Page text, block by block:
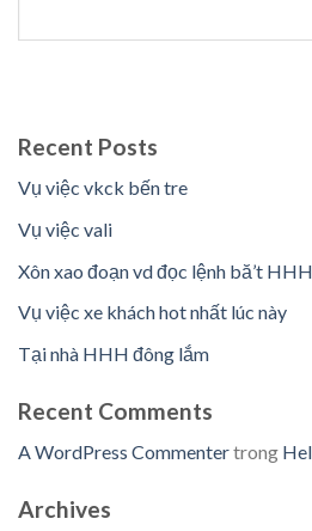
Recent Posts
Vụ việc vkck bến tre
Vụ việc vali
Xôn xao đoạn vd đọc lệnh bă’t HHH
Vụ việc xe khách hot nhất lúc này
Tại nhà HHH đông lắm
Recent Comments
A WordPress Commentertrong
Archives